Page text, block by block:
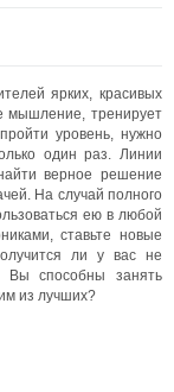
ярких, красивых
мышление, тренирует
уровень, нужно
один раз. Линии
верное решение
На случай полного
ею в любой
ставьте новые
ли у вас не
Вы способны занять
из лучших?